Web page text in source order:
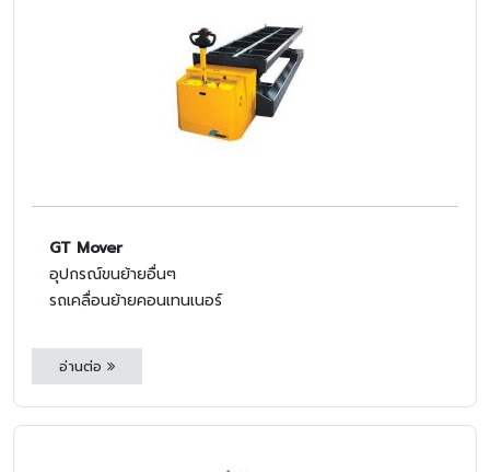
GT Mover
อุปกรณ์ขนย้ายอื่นๆ
รถเคลื่อนย้ายคอนเทนเนอร์
อ่านต่อ